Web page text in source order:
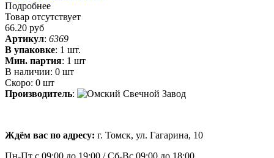
Подробнее
Товар отсутствует
66.20 руб
Артикул: 6369
В упаковке: 1 шт.
Мин. партия: 1 шт
В наличии: 0 шт
Скоро: 0 шт
Производитель:
Ждём вас по адресу: г. Томск, ул. Гагарина, 10